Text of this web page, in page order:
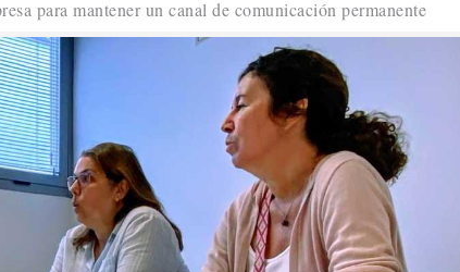
para mantener un canal de comunicación permanente